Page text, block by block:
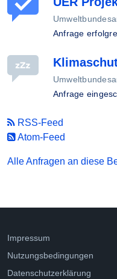
Anfrage
Anfrage
RSS-Feed
Atom-Feed
Alle Anfragen an diese
Impressum
Nutzungsbedingungen
Datenschutzerklärung